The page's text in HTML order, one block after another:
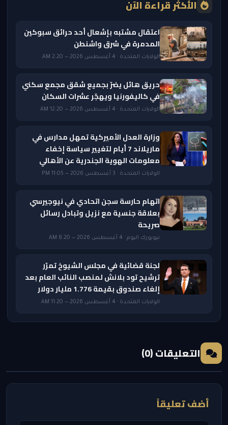
الأكثر قراءة الآن
اعتقال مشتبه بإشعال أحد حرائق سبوكين
المدمرة في شرق واشنطن
الولايات المتحدة · 4 أغسطس 2026 — 2:20 AM
حريق هائل يضرّ بجميع شقق مجمع سكني
في كاليفورنيا ويهجّر عشرات السكان
الولايات المتحدة · 4 أغسطس 2026 — 12:20 AM
وزارة العدل الأميركية تمهل مدارس في
ماريلاند 7 أيام لتغيير سياسة إخفاء
معلومات الهوية الجندرية عن الأهالي
الولايات المتحدة · 3 أغسطس 2026 — 11:05 PM
اتهام حارسة سجن اتحادي في نيوجيرسي
بعلاقة جنسية مع نزيل وتبادل رسائل
صريحة
نيويورك اليوم · 4 أغسطس 2026 — 8:20 AM
لجنة قضائية في مجلس الشيوخ تمرّر
ترشيح تود بلانش لمنصب النائب العام بعد
إلغاء صندوق بقيمة 1.776 مليار دولار
الولايات المتحدة · 4 أغسطس 2026 — 11:20 AM
التعليقات (0)
أضف تعليقاً